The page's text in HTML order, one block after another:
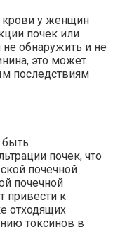
у женщин
почек или
не обнаружить и не
это может
последствиям
почек, что
почечной
почечной
привести к
отходящих
токсинов в